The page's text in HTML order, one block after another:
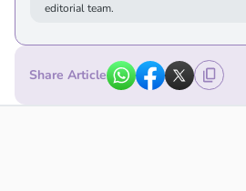
editorial team.
Share Article